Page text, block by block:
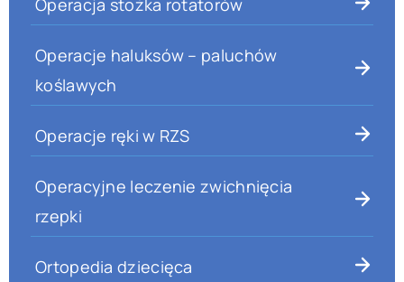
Operacja stożka rotatorów
Operacje haluksów – paluchów
koślawych
Operacje ręki w RZS
Operacyjne leczenie zwichnięcia
rzepki
Ortopedia dziecięca